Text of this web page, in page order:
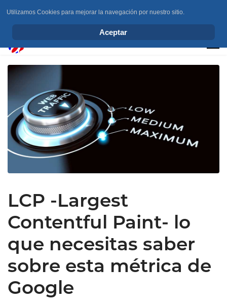
LCP -Largest
Contentful Paint- lo
que necesitas saber
sobre esta métrica de
Google
Utilizamos Cookies para mejorar la navegación por nuestro sitio.
Aceptar